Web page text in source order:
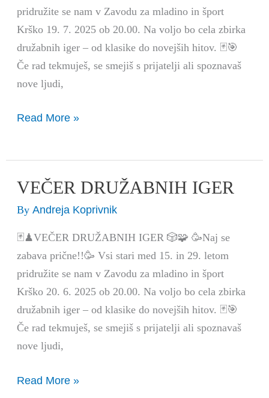
pridružite se nam v Zavodu za mladino in šport
Krško 19. 7. 2025 ob 20.00. Na voljo bo cela zbirka
družabnih iger – od klasike do novejših hitov. 🃏🎯
Če rad tekmuješ, se smejiš s prijatelji ali spoznavaš
nove ljudi,
Read More »
VEČER DRUŽABNIH IGER
ByAndreja Koprivnik
🃏♟VEČER DRUŽABNIH IGER 🎲🧩 🥳Naj se
zabava prične!!🥳 Vsi stari med 15. in 29. letom
pridružite se nam v Zavodu za mladino in šport
Krško 20. 6. 2025 ob 20.00. Na voljo bo cela zbirka
družabnih iger – od klasike do novejših hitov. 🃏🎯
Če rad tekmuješ, se smejiš s prijatelji ali spoznavaš
nove ljudi,
VEČER
DRUŽABNIH
Read More »